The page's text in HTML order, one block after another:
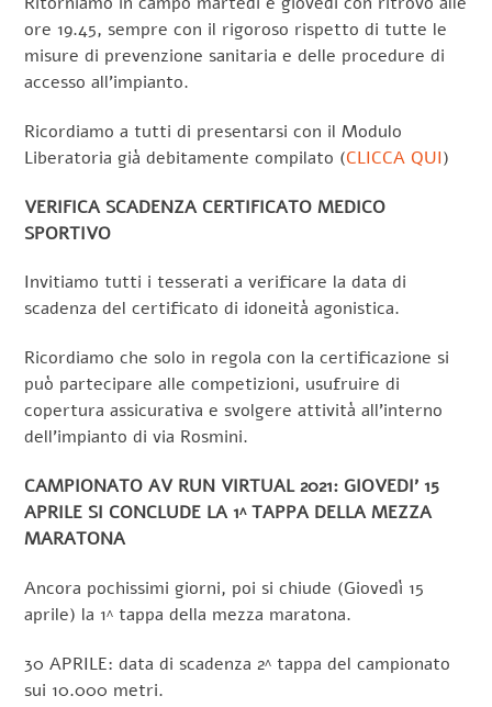
ore 19.45, sempre con il rigoroso rispetto di tutte le
misure di prevenzione sanitaria e delle procedure di
accesso all’impianto.
Ricordiamo a tutti di presentarsi con il Modulo
Liberatoria già debitamente compilato (CLICCA QUI)
VERIFICA SCADENZA CERTIFICATO MEDICO
SPORTIVO
Invitiamo tutti i tesserati a verificare la data di
scadenza del certificato di idoneità agonistica.
Ricordiamo che solo in regola con la certificazione si
può partecipare alle competizioni, usufruire di
copertura assicurativa e svolgere attività all’interno
dell’impianto di via Rosmini.
CAMPIONATO AV RUN VIRTUAL 2021: GIOVEDI’ 15
APRILE SI CONCLUDE LA 1^ TAPPA DELLA MEZZA
MARATONA
Ancora pochissimi giorni, poi si chiude (Giovedì 15
aprile) la 1^ tappa della mezza maratona.
30 APRILE: data di scadenza 2^ tappa del campionato
sui 10.000 metri.